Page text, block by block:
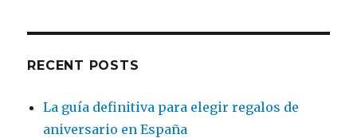
RECENT POSTS
La guía definitiva para elegir regalos de
aniversario en España